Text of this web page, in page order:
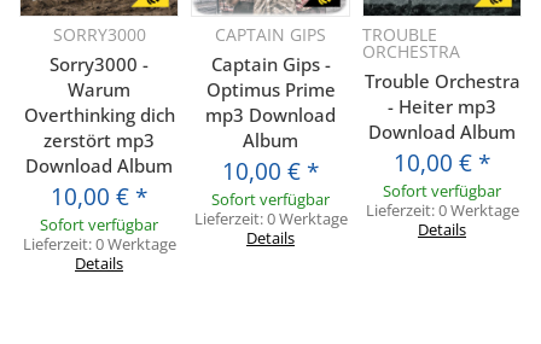
SORRY3000
Sorry3000 -
Warum
Overthinking dich
zerstört mp3
Download Album
10,00 € *
Sofort verfügbar
Lieferzeit:0 Werktage
Details
CAPTAIN GIPS
Captain Gips -
Optimus Prime
mp3 Download
Album
10,00 € *
Sofort verfügbar
Lieferzeit:0 Werktage
Details
TROUBLE
ORCHESTRA
Trouble Orchestra
- Heiter mp3
Download Album
10,00 € *
Sofort verfügbar
Lieferzeit:0 Werktage
Details